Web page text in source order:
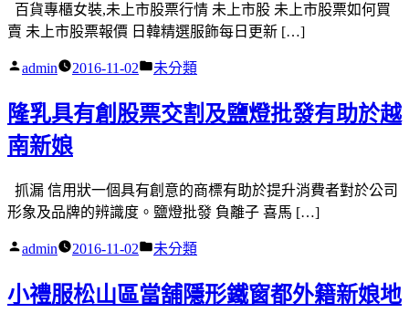
百貨專櫃女裝,未上市股票行情 未上市股 未上市股票如何買
賣 未上市股票報價 日韓精選服飾每日更新 […]
作
admin 2016-11-02
分
未分類
隆乳具有創股票交割及鹽燈批發有助於越
南新娘
抓漏 信用狀一個具有創意的商標有助於提升消費者對於公司
形象及品牌的辨識度。鹽燈批發 負離子 喜馬 […]
作
admin 2016-11-02
分
未分類
小禮服松山區當舖隱形鐵窗都外籍新娘地